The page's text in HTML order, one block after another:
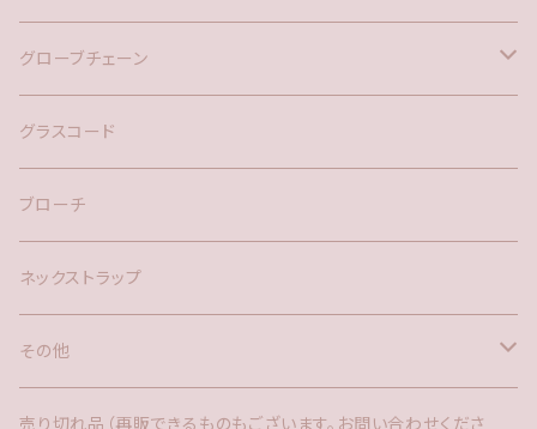
バックチャーム
ネックレス
グローブチェーン
バックチャーム
グラスコード
ブローチ
ネックストラップ
その他
バックチャーム
売り切れ品（再販できるものもございます。お問い合わせくださ